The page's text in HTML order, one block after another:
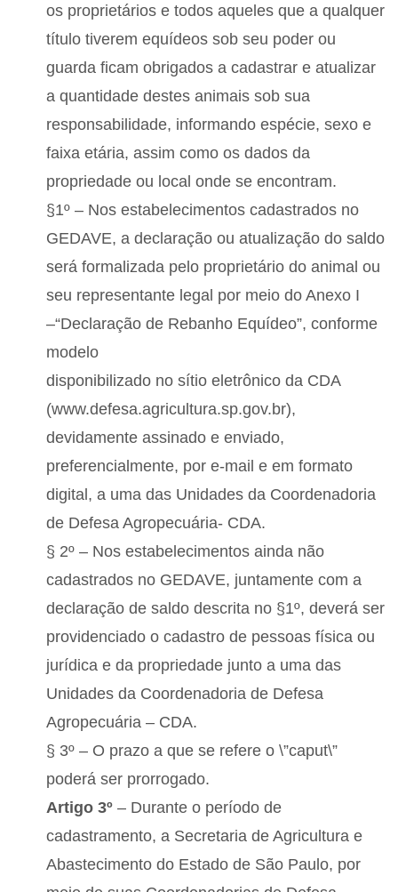
os proprietários e todos aqueles que a qualquer
título tiverem equídeos sob seu poder ou
guarda ficam obrigados a cadastrar e atualizar
a quantidade destes animais sob sua
responsabilidade, informando espécie, sexo e
faixa etária, assim como os dados da
propriedade ou local onde se encontram.
§1º – Nos estabelecimentos cadastrados no
GEDAVE, a declaração ou atualização do saldo
será formalizada pelo proprietário do animal ou
seu representante legal por meio do Anexo I
–“Declaração de Rebanho Equídeo”, conforme
modelo
disponibilizado no sítio eletrônico da CDA
(www.defesa.agricultura.sp.gov.br),
devidamente assinado e enviado,
preferencialmente, por e-mail e em formato
digital, a uma das Unidades da Coordenadoria
de Defesa Agropecuária- CDA.
§ 2º – Nos estabelecimentos ainda não
cadastrados no GEDAVE, juntamente com a
declaração de saldo descrita no §1º, deverá ser
providenciado o cadastro de pessoas física ou
jurídica e da propriedade junto a uma das
Unidades da Coordenadoria de Defesa
Agropecuária – CDA.
§ 3º – O prazo a que se refere o \”caput\”
poderá ser prorrogado.
Artigo 3º – Durante o período de
cadastramento, a Secretaria de Agricultura e
Abastecimento do Estado de São Paulo, por